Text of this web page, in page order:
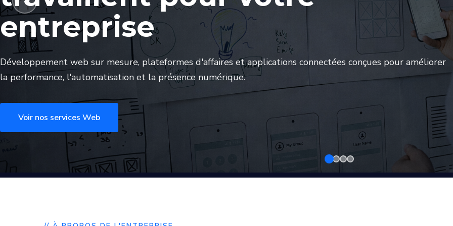
entreprise
Développement web sur mesure, plateformes d'affaires et applications connectées conçues pour améliorer
la performance, l'automatisation et la présence numérique.
Voir nos services Web